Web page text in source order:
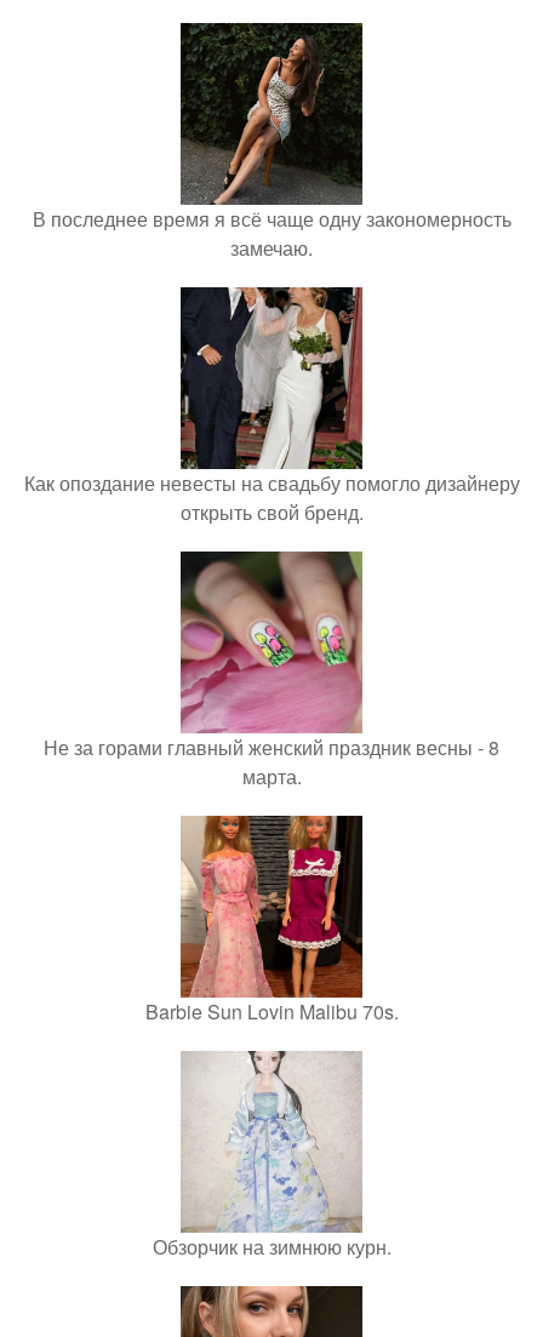
В последнее время я всё чаще одну закономерность
замечаю.
Как опоздание невесты на свадьбу помогло дизайнеру
открыть свой бренд.
Не за горами главный женский праздник весны - 8
марта.
Barbie Sun Lovin Malibu 70s.
Обзорчик на зимнюю курн.